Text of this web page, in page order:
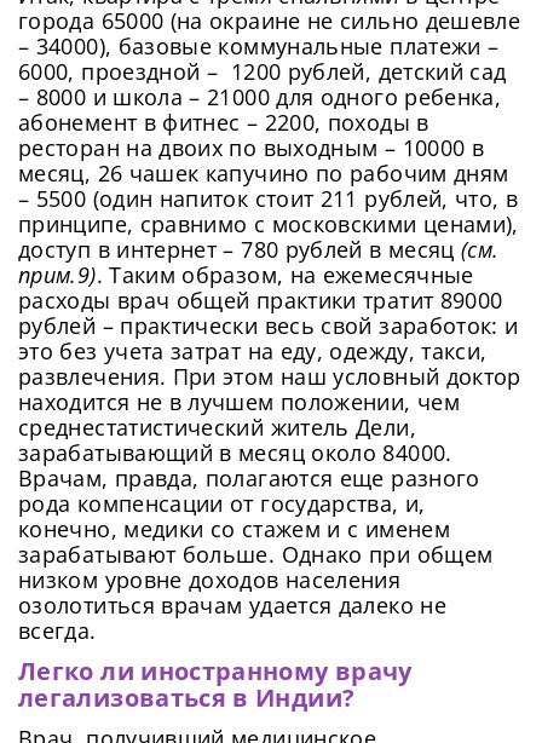
Придумайте пароль
Как минимум одна заглавная буква, одна
цифра и один специальный символ
Как минимум одна строчная латинская буква
Пароль должен содержать от 8 до 12 символов
Подтвердите Пароль*
Отправить
города 65000 (на окраине не сильно дешевле
– 34000), базовые коммунальные платежи –
6000, проездной – 1200 рублей, детский сад
– 8000 и школа – 21000 для одного ребенка,
абонемент в фитнес – 2200, походы в
ресторан на двоих по выходным – 10000 в
месяц, 26 чашек капучино по рабочим дням
– 5500 (один напиток стоит 211 рублей, что, в
принципе, сравнимо с московскими ценами),
доступ в интернет – 780 рублей в месяц(см.
прим.9). Таким образом, на ежемесячные
расходы врач общей практики тратит 89000
рублей – практически весь свой заработок: и
это без учета затрат на еду, одежду, такси,
развлечения. При этом наш условный доктор
находится не в лучшем положении, чем
среднестатистический житель Дели,
зарабатывающий в месяц около 84000.
Врачам, правда, полагаются еще разного
рода компенсации от государства, и,
конечно, медики со стажем и с именем
зарабатывают больше. Однако при общем
низком уровне доходов населения
озолотиться врачам удается далеко не
всегда.
Легко ли иностранному врачу
легализоваться в Индии?
быстрому соединению.
Продолжить просмотр